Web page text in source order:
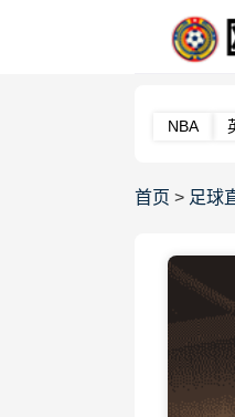
NBA
首页 > 足球